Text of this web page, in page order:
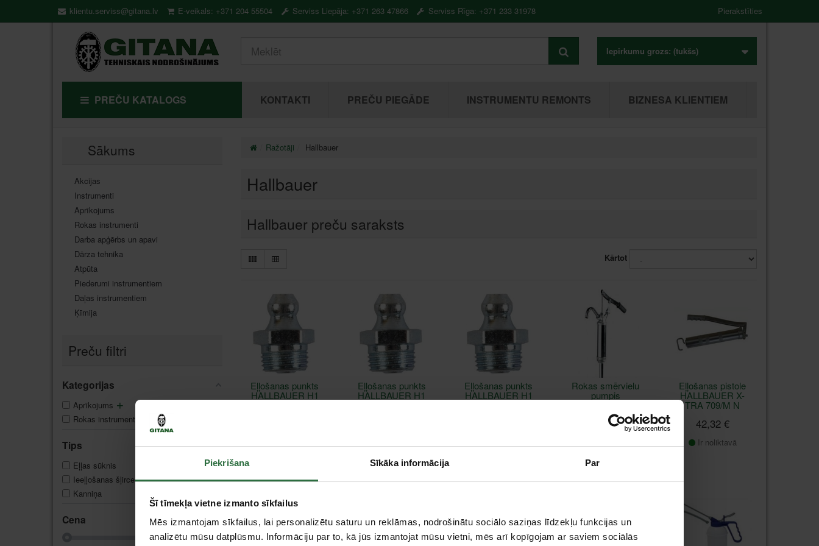
Piekrišana Sīkāka informācija Par
Šī tīmekļa vietne izmanto sīkfailus
Mēs izmantojam sīkfailus, lai personalizētu saturu un reklāmas, nodrošinātu sociālo saziņas līdzekļu funkcijas un
analizētu mūsu datplūsmu. Informāciju par to, kā jūs izmantojat mūsu vietni, mēs arī kopīgojam ar saviem sociālās
klientu.serviss@gitana.lv E-veikals: +371 204 55504 Serviss Liepāja: +371 263 47866 Serviss Rīga: +371 233 31978 Pierakstīties
Iepirkumu grozs: (tukšs)
PREČU KATALOGS KONTAKTI PREČU PIEGĀDE INSTRUMENTU REMONTS BIZNESA KLIENTIEM
Sākums
Akcijas
Instrumenti
Aprīkojums
Rokas instrumenti
Darba apģērbs un apavi
Dārza tehnika
Atpūta
Piederumi instrumentiem
Daļas instrumentiem
Ķīmija
Preču filtri
Kategorijas
Aprīkojums
Rokas instrumenti
Tips
Eļļas sūknis
1
Ieeļļošanas šļirces, preses
2
Kanniņa
Cena
Ražotāji Hallbauer
Hallbauer
Hallbauer preču saraksts
Kārtot
Eļļošanas punkts
HALLBAUER H1
Eļļošanas punkts
HALLBAUER H1
Eļļošanas punkts
HALLBAUER H1
Rokas smērvielu
pumpis
03
Eļļošanas pistole
HALLBAUER X-
TRA 709/M N
42,32 €
Ir noliktavā